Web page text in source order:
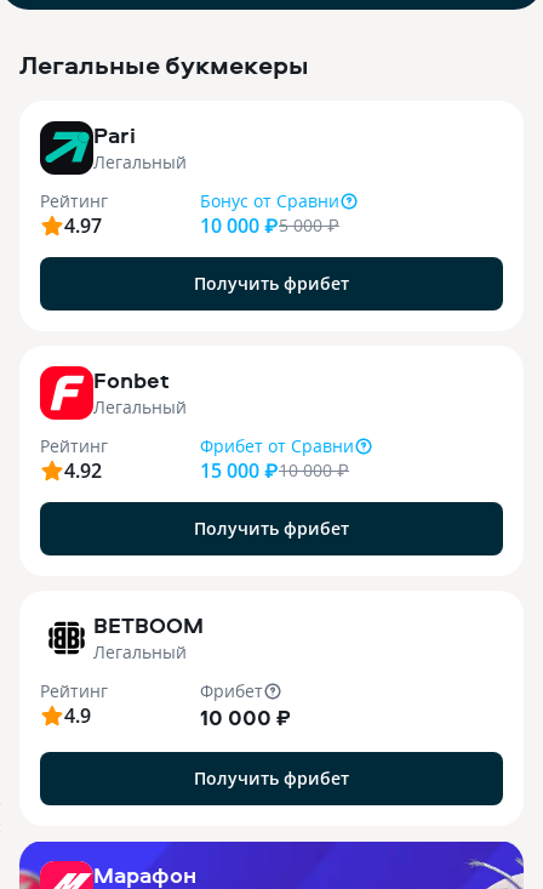
Легальные букмекеры
Pari
Легальный
Рейтинг
4.97
Бонус от Сравни
10 000 ₽5 000₽
Получить фрибет
Fonbet
Легальный
Рейтинг
4.92
Фрибет от Сравни
15 000 ₽10 000₽
Получить фрибет
BETBOOM
Легальный
Рейтинг
4.9
Фрибет
10 000 ₽
Получить фрибет
Марафон
.